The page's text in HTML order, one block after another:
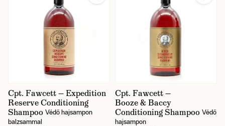
Cpt. Fawcett — Expedition
Reserve Conditioning
Shampoo Védő hajsampon
balzsammal
Cpt. Fawcett —
Booze & Baccy
Conditioning Shampoo Védő
hajsampon